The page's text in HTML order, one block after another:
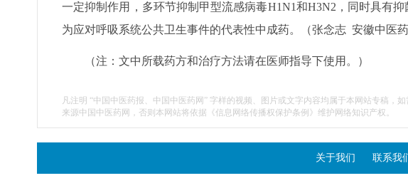
一定抑制作用，多环节抑制甲型流感病毒H1N1和H3N2，同时具有
为应对呼吸系统公共卫生事件的代表性中成药。（张念志 安徽中医药
（注：文中所载药方和治疗方法请在医师指导下使用。）
凡注明 “中国中医药报、中国中医药网” 字样的视频、图片或文字内容均属于本网站专稿，
来源中国中医药网，否则本网站将依据《信息网络传播权保护条例》维护网络知识产权。
关于我们 联系我